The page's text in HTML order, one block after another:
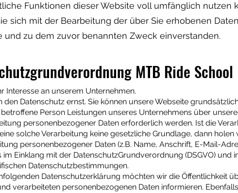
Funktionen dieser Website voll umfänglich nutzen
sich mit der Bearbeitung der über Sie erhobenen
und zu dem zuvor benannten Zweck einverstanden.
MTB Ride School
Interesse an unserem Unternehmen.
den Datenschutz ernst. Sie können unsere Webseite
Person Leistungen unseres Unternehmens über
personenbezogener Daten erforderlich werden. Ist die
solche Verarbeitung keine gesetzliche Grundlage, dann
personenbezogener Daten (z.B. Name, Anschrift, E-Mail-
im Einklang mit der DatenschutzGrundverordnung (DSGVO)
Datenschutzbestimmungen.
Datenschutzerklärung möchten wir die Öffentlichkeit
verarbeiteten personenbezogenen Daten informieren.